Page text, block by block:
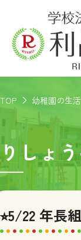
TOP 幼稚園の生
りしょ
⭐︎5/22 年長